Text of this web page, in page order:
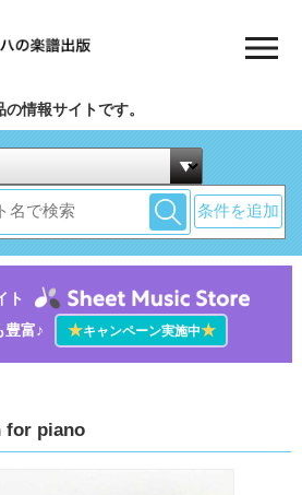
情報サイトです。
条件を追加
ト
豊富♪
★キャンペーン実施中★
for piano